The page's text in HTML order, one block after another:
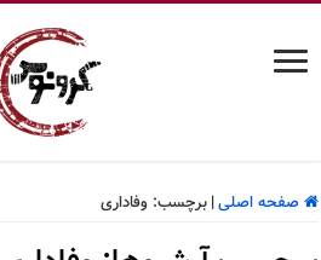
صفحه اصلی| برچسب: وفاداری